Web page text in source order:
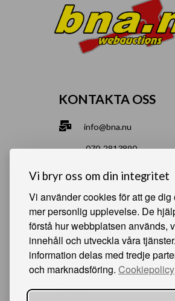
Vi bryr oss om din integritet
Vi använder cookies för att ge dig
mer personlig upplevelse. De
förstå hur webbplatsen används,
innehåll och utveckla våra
information delas med tredje
och marknadsföring. Cookiepolicy
KONTAKTA OSS
info@bna.nu
070-2813890
Norrgårdsgatan 9a, 686
Bjälverud 540, 68693
HJÄLPSAMMA
Något du vill sälja?
Att köpa från oss
Om oss